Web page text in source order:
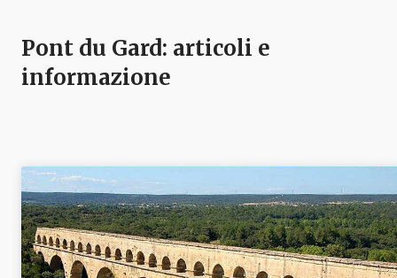
Pont du Gard: articoli e
informazione